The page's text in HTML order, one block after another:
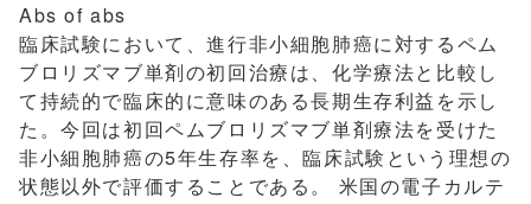
Abs of abs
臨床試験において、進行非小細胞肺癌に対するペム
ブロリズマブ単剤の初回治療は、化学療法と比較し
て持続的で臨床的に意味のある長期生存利益を示し
た。今回は初回ペムブロリズマブ単剤療法を受けた
非小細胞肺癌の5年生存率を、臨床試験という理想の
状態以外で評価することである。 米国の電子カルテ